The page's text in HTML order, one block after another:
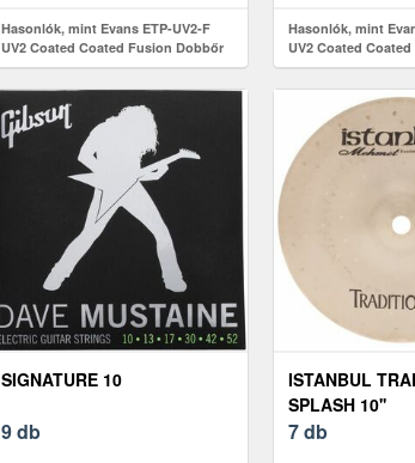
Hasonlók, mint Evans ETP-UV2-F
UV2 Coated Coated Fusion Dobbőr
szett
Hasonlók, mint
UV2 Coated
szett
SIGNATURE 10
9 db
ISTANBUL
SPLASH 10''
7 db